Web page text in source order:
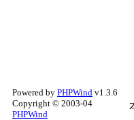
Powered by PHPWind v1.3.6
Copyright © 2003-04
PHPWind